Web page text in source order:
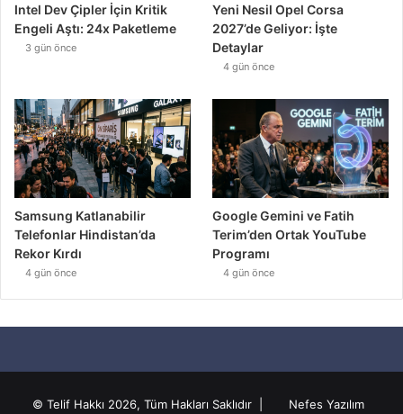
Intel Dev Çipler İçin Kritik
Engeli Aştı: 24x Paketleme
3 gün önce
Yeni Nesil Opel Corsa
2027’de Geliyor: İşte
Detaylar
4 gün önce
Samsung Katlanabilir
Telefonlar Hindistan’da
Rekor Kırdı
4 gün önce
Google Gemini ve Fatih
Terim’den Ortak YouTube
Programı
4 gün önce
© Telif Hakkı 2026, Tüm Hakları Saklıdır | Nefes Yazılım